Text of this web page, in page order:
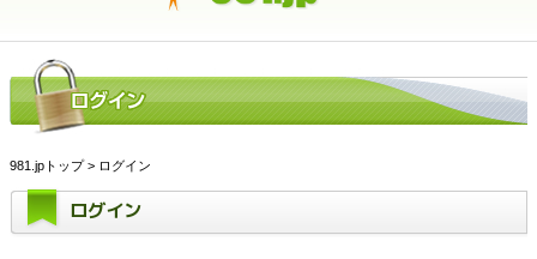
981.jpトップ> ログイン
ログイン